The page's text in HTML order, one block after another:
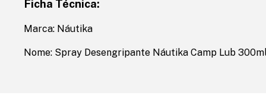
Ficha Técnica:
Marca: Náutika
Nome: Spray Desengripante Náutika Camp Lub